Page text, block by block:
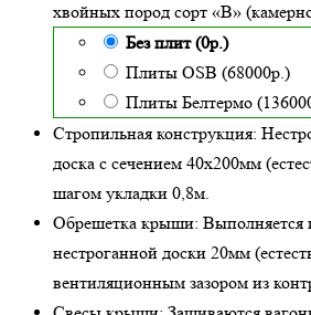
хвойных пород сорт «В»
Без плит (0р.)
Плиты OSB (68000р.)
Плиты Белтермо
Стропильная конструкция:
доска с сечением 40х200мм
шагом укладки 0,8м.
Обрешетка крыши: Выполняется
нестроганной доски 20мм
вентиляционным зазором из